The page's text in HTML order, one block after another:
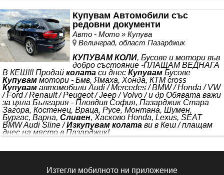
Шумен, Казанлък, Костенец, Гоце Делчев,
Купувам Автомобили със
редовни документи
Авто - Мото » Купува
Велинград, област Пазарджик
КУПУВАМ КОЛИ, Бусове и мотори във
добро състояние -ПЛАЩАМ ВЕДНАГА
В КЕШ!!! Продай колата си днес Купувам Бусове
Купувам мотори - Бмв, Ямаха, Хонда, КТМ cross
Купувам автомобили Audi / Mercedes / BMW / Honda / VW
/ Ford / Renault / Peugeot / Jeep / Volvo / и др Обявата важи
за цяла България - Пловдив София, Пазарджик Стара
Загора, Костенец, Враца, Русе, Монтана, Шумен,
Бургас, Варна, Сливен, Хасково Honda, Lexus, SEAT
BMW Audi Sline /Изкупувам колата ви в Кеш / плащам
днес на място в Пазарджик!
Изтегли мобилното ни приложение